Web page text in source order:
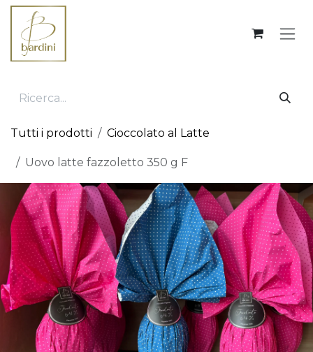
Passa al contenuto
Tutti i prodotti Cioccolato al Latte
Uovo latte fazzoletto 350 g F